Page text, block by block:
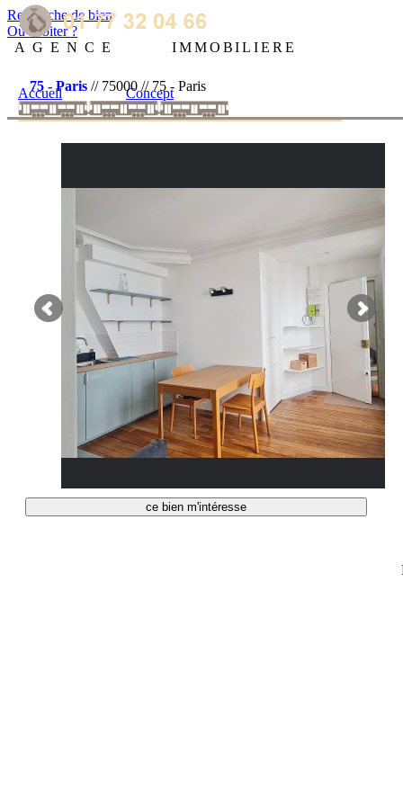
Recherche de bien
Où habiter ?
Accueil Concept
AGENCE IMMOBILIERE
75 - Paris // 75000 // 75 - Paris
ce bien m'intéresse